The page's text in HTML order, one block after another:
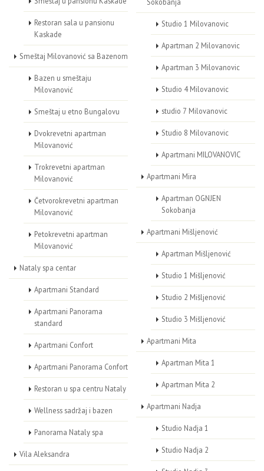
Restoran sala u pansionu
Kaskade
Smeštaj Milovanović sa Bazenom
Bazen u smeštaju
Milovanović
Smeštaj u etno Bungalovu
Dvokrevetni apartman
Milovanović
Trokrevetni apartman
Milovanović
Četvorokrevetni apartman
Milovanović
Petokrevetni apartman
Milovanović
Nataly spa centar
Apartmani Standard
Apartmani Panorama
standard
Apartmani Confort
Apartmani Panorama Confort
Restoran u spa centru Nataly
Wellness sadržaj i bazen
Panorama Nataly spa
Vila Aleksandra
Studio 1 Milovanovic
Apartman 2 Milovanovic
Apartman 3 Milovanovic
Studio 4 Milovanovic
studio 7 Milovanovic
Studio 8 Milovanovic
Apartmani MILOVANOVIC
Apartmani Mira
Apartman OGNJEN
Sokobanja
Apartmani Mišljenović
Apartman Mišljenović
Studio 1 Mišljenović
Studio 2 Mišljenović
Studio 3 Mišljenović
Apartmani Mita
Apartman Mita 1
Apartman Mita 2
Apartmani Nadja
Studio Nadja 1
Studio Nadja 2